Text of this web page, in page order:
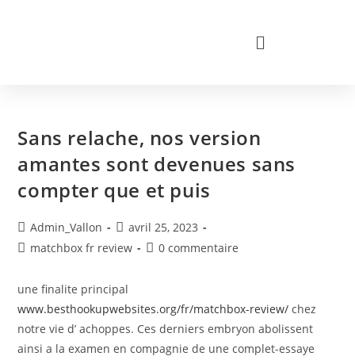
Sans relache, nos version
amantes sont devenues sans
compter que et puis
Admin_Vallon
avril 25, 2023
matchbox fr review
0 commentaire
une finalite principal
www.besthookupwebsites.org/fr/matchbox-review/ chez
notre vie d’ achoppes. Ces derniers embryon abolissent
ainsi a la examen en compagnie de une complet-essaye